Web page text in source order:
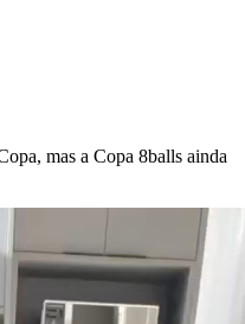
mas a Copa 8balls ainda